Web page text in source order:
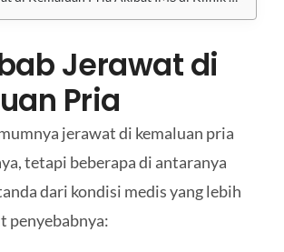
Jerawat di
Pria
jerawat di kemaluan pria
tetapi beberapa di antaranya
dari kondisi medis yang lebih
penyebabnya: